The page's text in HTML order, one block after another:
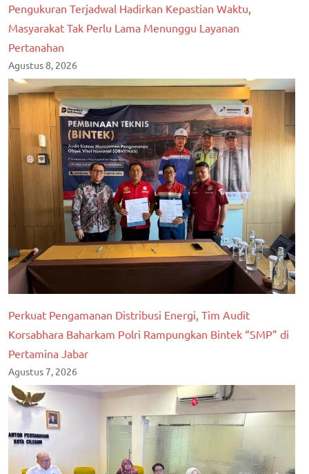
Pengukuran Terjadwal Hadirkan Kepastian Waktu,
Masyarakat Tak Perlu Lama Menunggu Layanan
Pertanahan
Agustus 8, 2026
Perkuat Pengamanan Distribusi Energi, Tim Audit
Korsabhara Baharkam Polri Rampungkan Bintek “SMP” di
Pertamina Jabar
Agustus 7, 2026